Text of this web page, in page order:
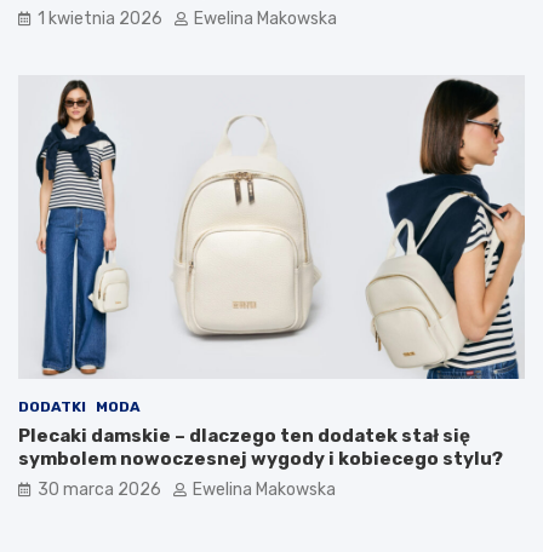
o 1 kwietnia 2026 Ewelina Makowska
DODATKI MODA
Plecaki damskie – dlaczego ten dodatek stał się
symbolem nowoczesnej wygody i kobiecego stylu?
30 marca 2026 Ewelina Makowska